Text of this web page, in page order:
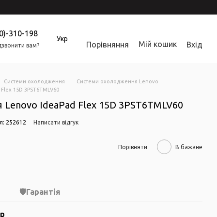
310-198
вам?
Укр
Порівняння Мій кошик Вхід
Системи охолодження
Системи охолодження Lenovo
15D 3PST6TMLV60
IdeaPad Flex 15D 3PST6TMLV60
252612 Написати відгук
Порівняти В бажане
Гарантія